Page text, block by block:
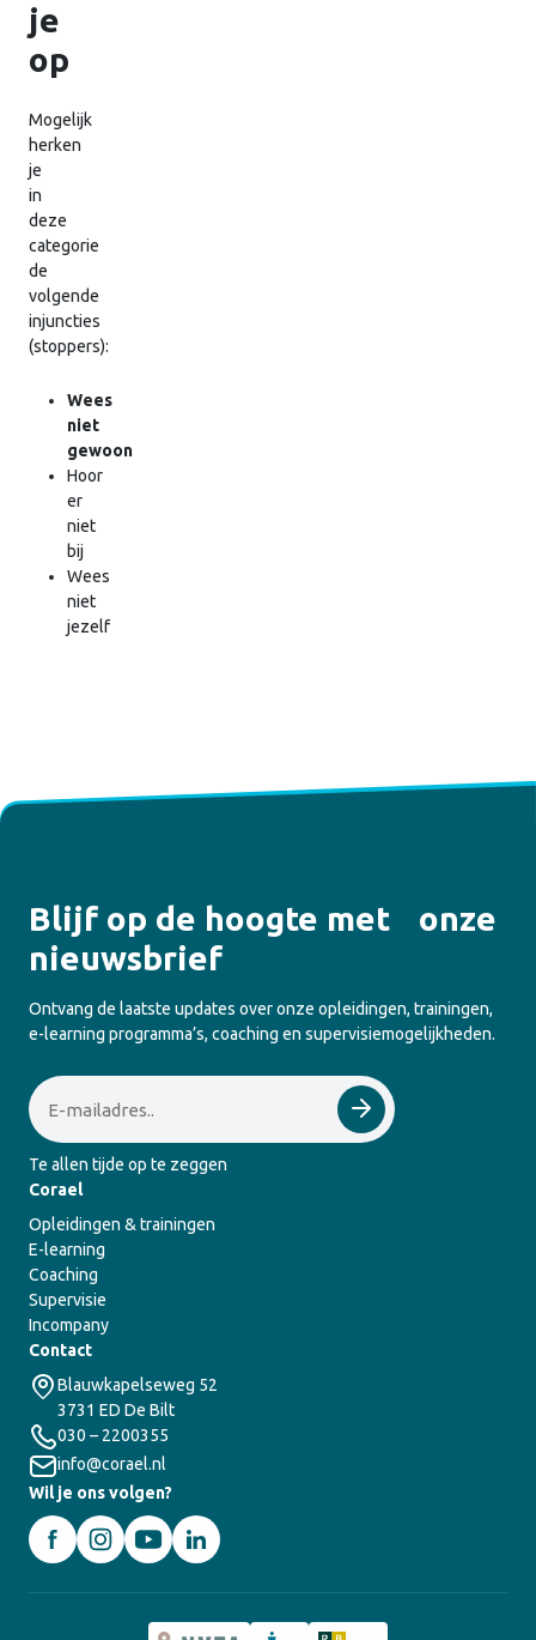
je
op
Mogelijk
herken
je
in
deze
categorie
de
volgende
injuncties
(stoppers):
Wees
niet
gewoon
Hoor
er
niet
bij
Wees
niet
jezelf
Blijf op de hoogte met onze
nieuwsbrief
Ontvang de laatste updates over onze opleidingen, trainingen,
e-learning programma’s, coaching en supervisiemogelijkheden.
Email
Te allen tijde op te zeggen
Corael
Opleidingen & trainingen
E-learning
Coaching
Supervisie
Incompany
Contact
Blauwkapelseweg 52
3731 ED De Bilt
030 – 2200355
info@corael.nl
Wil je ons volgen?